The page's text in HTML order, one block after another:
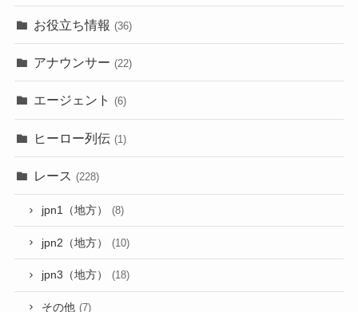
お役立ち情報 (36)
アナウンサー (22)
エージェント (6)
ヒーロー列伝 (1)
レース (228)
jpn1（地方） (8)
jpn2（地方） (10)
jpn3（地方） (18)
その他 (7)